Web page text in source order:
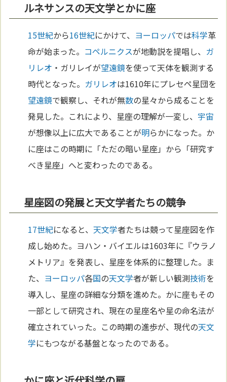
ルネサンスの天文学とかに座
15世紀から16世紀にかけて、 ヨーロッパでは科学革
命が始まった。 コペルニクスが地動説を提唱し、 ガ
リレオ ・ガリレイが望遠鏡を使って天体を観測する
時代となった。 ガリレオは1610年にプレセペ星団を
望遠鏡で観察し、それが無数の星々から成ることを
発見した。これにより、星座の理解が一変し、 宇宙
が想像以上に広大であることが明らかになった。か
に座はこの時期に「ただの暗い星座」から「研究す
べき星座」へと変わったのである。
星座図の発展と天文学者たちの競争
17世紀になると、天文学者たちは競って星座図を作
成し始めた。ヨハン・バイエルは1603年に『ウラノ
メトリア』を発表し、星座を体系的に整理した。ま
た、 ヨーロッパ各国の天文学者が新しい観測技術を
導入し、星座の詳細な分類を進めた。かに座もその
一部として研究され、現在の星座名や星の命名法が
確立されていった。この時期の進歩が、現代の天文
学にもつながる基盤となったのである。